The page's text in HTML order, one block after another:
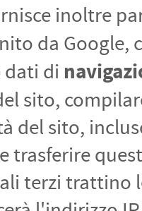
inoltre
da Google,
dati di
sito,
del sito,
trasferire
terzi trattino